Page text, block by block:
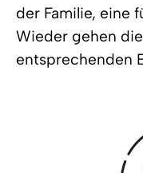
der Familie, eine
Wieder gehen
entsprechenden